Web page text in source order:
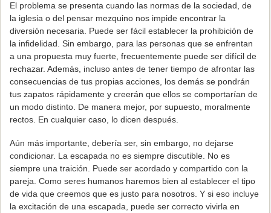
El problema se presenta cuando las normas de la sociedad, de
la iglesia o del pensar mezquino nos impide encontrar la
diversión necesaria. Puede ser fácil establecer la prohibición de
la infidelidad. Sin embargo, para las personas que se enfrentan
a una propuesta muy fuerte, frecuentemente puede ser difícil de
rechazar. Además, incluso antes de tener tiempo de afrontar las
consecuencias de tus propias acciones, los demás se pondrán
tus zapatos rápidamente y creerán que ellos se comportarían de
un modo distinto. De manera mejor, por supuesto, moralmente
rectos. En cualquier caso, lo dicen después.
Aún más importante, debería ser, sin embargo, no dejarse
condicionar. La escapada no es siempre discutible. No es
siempre una traición. Puede ser acordado y compartido con la
pareja. Como seres humanos haremos bien al establecer el tipo
de vida que creemos que es justo para nosotros. Y si eso incluye
la excitación de una escapada, puede ser correcto vivirla en